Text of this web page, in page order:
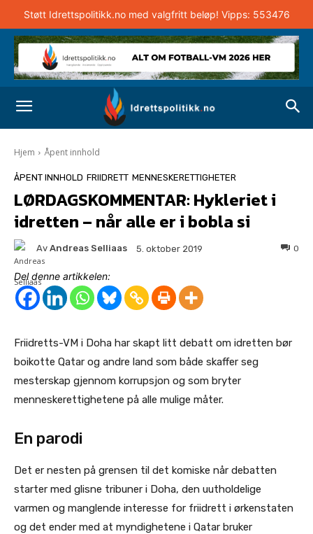
Støtt Idrettspolitikk.no med valgfritt beløp! Vipps: 553476
Hjem Åpent innhold
ÅPENT INNHOLD FRIIDRETT MENNESKERETTIGHETER
LØRDAGSKOMMENTAR: Hykleriet i
idretten – når alle er i bobla si
Av Andreas Selliaas 5. oktober 2019 0
Del denne artikkelen:
Friidretts-VM i Doha har skapt litt debatt om idretten bør
boikotte Qatar og andre land som både skaffer seg
mesterskap gjennom korrupsjon og som bryter
menneskerettighetene på alle mulige måter.
En parodi
Det er nesten på grensen til det komiske når debatten
starter med glisne tribuner i Doha, den uutholdelige
varmen og manglende interesse for friidrett i ørkenstaten
og det ender med at myndighetene i Qatar bruker